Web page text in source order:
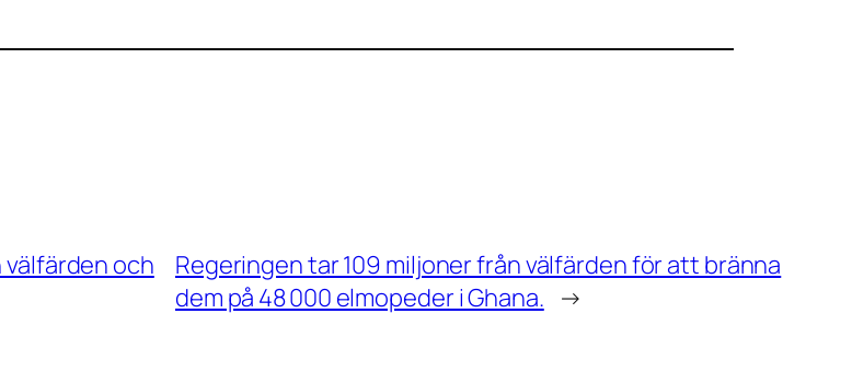
och
Regeringen tar 109 miljoner från välfärden för att bränna
dem på 48 000 elmopeder i Ghana. →